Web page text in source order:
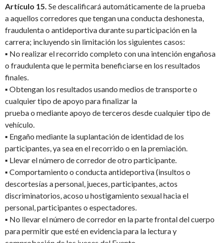
Artículo 15. Se descalificará automáticamente de la prueba
a aquellos corredores que tengan una conducta deshonesta,
fraudulenta o antideportiva durante su participación en la
carrera; incluyendo sin limitación los siguientes casos:
▪ No realizar el recorrido completo con una intención engañosa
o fraudulenta que le permita beneficiarse en los resultados
finales.
▪ Obtengan los resultados usando medios de transporte o
cualquier tipo de apoyo para finalizar la
prueba o mediante apoyo de terceros desde cualquier tipo de
vehículo.
▪ Engaño mediante la suplantación de identidad de los
participantes, ya sea en el recorrido o en la premiación.
▪ Llevar el número de corredor de otro participante.
▪ Comportamiento o conducta antideportiva (insultos o
descortesías a personal, jueces, participantes, actos
discriminatorios, acoso u hostigamiento sexual hacia el
personal, participantes o espectadores.
▪ No llevar el número de corredor en la parte frontal del cuerpo
para permitir que esté en evidencia para la lectura y